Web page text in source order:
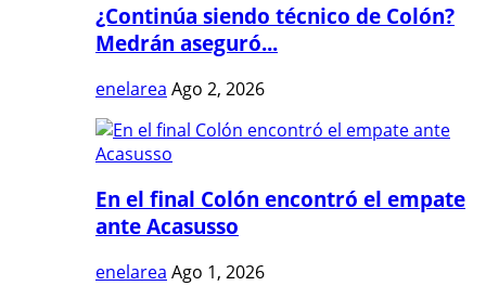
¿Continúa siendo técnico de Colón?
Medrán aseguró...
enelarea Ago 2, 2026
En el final Colón encontró el empate
ante Acasusso
enelarea Ago 1, 2026